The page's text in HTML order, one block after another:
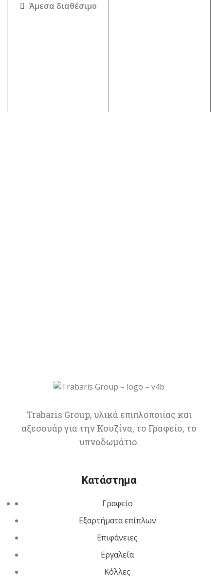
Άμεσα διαθέσιμο
Trabaris Group, υλικά επιπλοποιίας και
αξεσουάρ για την Κουζίνα, το Γραφείο, το
υπνοδωμάτιο.
Κατάστημα
Γραφείο
Εξαρτήματα επίπλων
Επιφάνειες
Εργαλεία
Κόλλες